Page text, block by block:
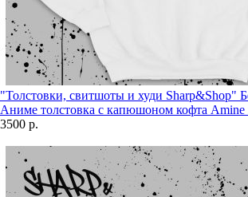
"Толстовки, свитшоты и худи Sharp&Shop"
Аниме толстовка с капюшоном кофта Amine
3500 р.